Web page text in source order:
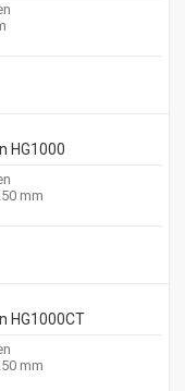
HG1000
mm
HG1000CT
mm